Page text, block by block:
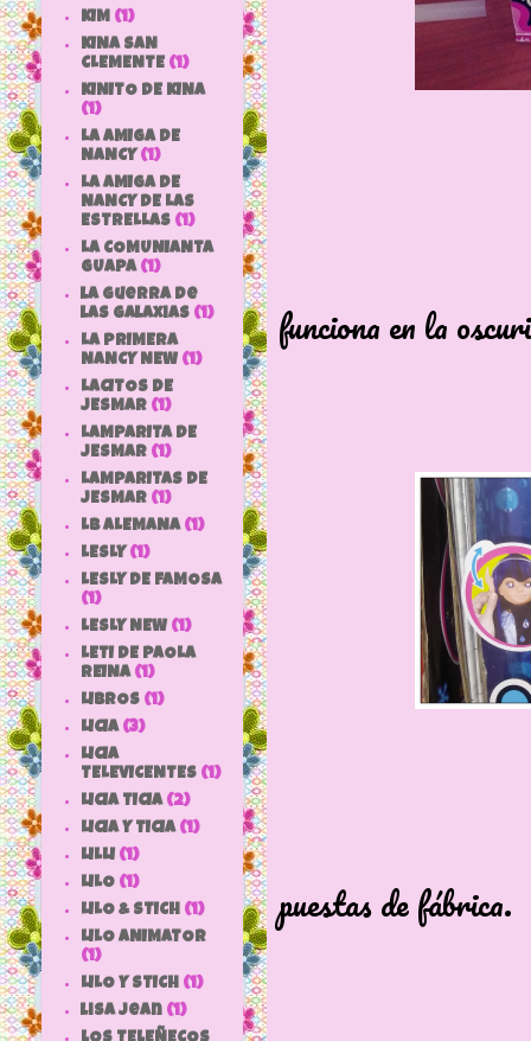
funciona en la
puestas de fábrica.
KIM (1)
KINA SAN
CLEMENTE (1)
KINITO DE KINA
(1)
LA AMIGA DE
NANCY (1)
LA AMIGA DE
NANCY DE LAS
ESTRELLAS (1)
LA COMUNIANTA
GUAPA (1)
la guerra de
las galaxias (1)
LA PRIMERA
NANCY NEW (1)
LACITOS DE
JESMAR (1)
LAMPARITA DE
JESMAR (1)
LAMPARITAS DE
JESMAR (1)
LB ALEMANA (1)
LESLY (1)
LESLY DE FAMOSA
(1)
LESLY NEW (1)
LETI DE PAOLA
REINA (1)
LIBROS (1)
LICIA (3)
LICIA
TELEVICENTES (1)
LICIA TICIA (2)
LICIA Y TICIA (1)
LILLI (1)
LILO (1)
LILO & STICH (1)
LILO ANIMATOR
(1)
LILO Y STICH (1)
lisa jean (1)